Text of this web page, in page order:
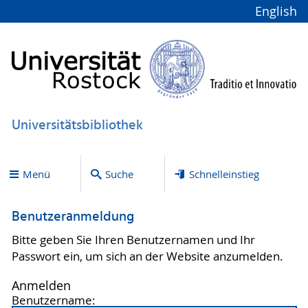
English
Universitätsbibliothek
Menü Suche Schnelleinstieg
Benutzeranmeldung
Bitte geben Sie Ihren Benutzernamen und Ihr
Passwort ein, um sich an der Website anzumelden.
Anmelden
Benutzername: